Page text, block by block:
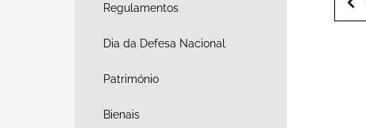
Regulamentos
Dia da Defesa Nacional
Património
Bienais